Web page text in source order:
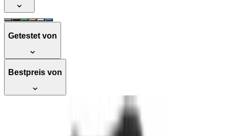
Getestet von
Bestpreis von
Graco Reboarder-Kindersitz Turn2Me